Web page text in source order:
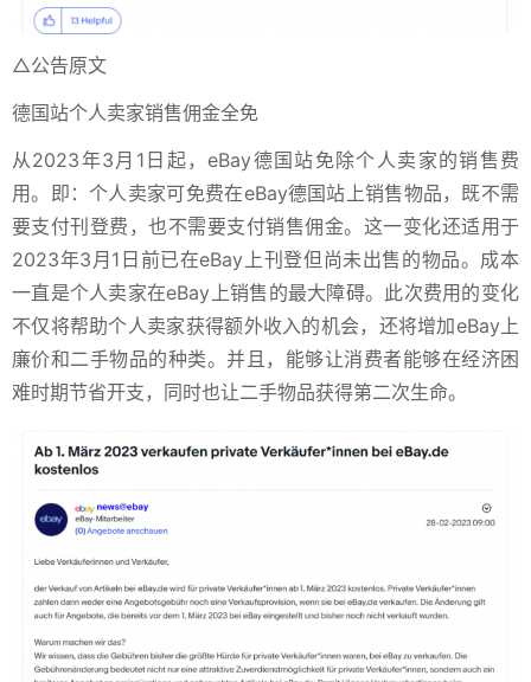
△公告原文
德国站个人卖家销售佣金全免
从2023年3月1日起，eBay德国站免除个人卖家的销售费
用。 即：个人卖家可免费在eBay德国站上销售物品，既不需
要支付刊登费，也不需要支付销售佣金。这一变化还适用于
2023年3月1日前已在eBay上刊登但尚未出售的物品。成本
一直是个人卖家在eBay上销售的最大障碍。此次费用的变化
不仅将帮助个人卖家获得额外收入的机会，还将增加eBay上
廉价和二手物品的种类。并且，能够让消费者能够在经济困
难时期节省开支，同时也让二手物品获得第二次生命。